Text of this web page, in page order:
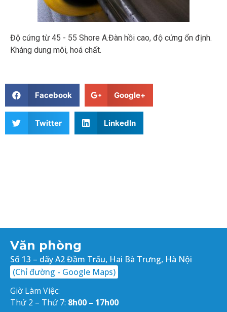
Độ cứng từ 45 - 55 Shore A. ​Đàn hồi cao, độ cứng ổn định.
Kháng dung môi, hoá chất.
Facebook Google+
Twitter LinkedIn
Văn phòng
Số 13 – dãy A2 Đầm Trấu, Hai Bà Trưng, Hà Nội
(Chỉ đường - Google Maps)
Giờ Làm Việc:
Thứ 2 – Thứ 7: 8h00 – 17h00